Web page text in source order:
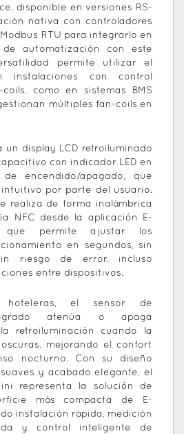
disponible en versiones RS-
nativa con controladores
RTU para integrarlo en
de automatización con este
permite utilizar el
instalaciones con control
como en sistemas BMS
múltiples fan-coils en
un display LCD retroiluminado
con indicador LED en
encendido/apagado, que
por parte del usuario.
realiza de forma inalámbrica
NFC desde la aplicación E-
que permite ajustar los
en segundos, sin
riesgo de error, incluso
entre dispositivos.
hoteleras, el sensor de
atenúa o apaga
retroiluminación cuando la
mejorando el confort
nocturno. Con su diseño
y acabado elegante, el
representa la solución de
más compacta de E-
instalación rápida, medición
y control inteligente de